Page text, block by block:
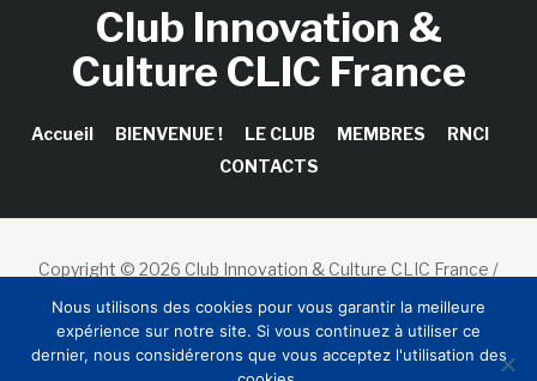
Club Innovation &
Culture CLIC France
Accueil BIENVENUE ! LE CLUB MEMBRES
RNCI
CONTACTS
Copyright © 2026 Club Innovation & Culture CLIC France /
Sinapses Conseils
Nous utilisons des cookies pour vous garantir la meilleure
expérience sur notre site. Si vous continuez à utiliser ce
dernier, nous considérerons que vous acceptez l'utilisation des